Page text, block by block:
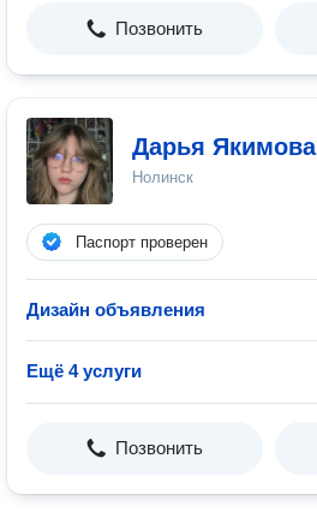
Позвонить
Дарья Якимова
Нолинск
Паспорт проверен
Дизайн объявления
Ещё 4 услуги
Позвонить